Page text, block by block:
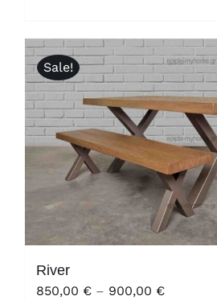
Sale!
River
850,00 € – 900,00 €Price